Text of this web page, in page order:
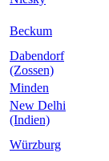
Beckum
Dabendorf
(Zossen)
Minden
New Delhi
(Indien)
Würzburg